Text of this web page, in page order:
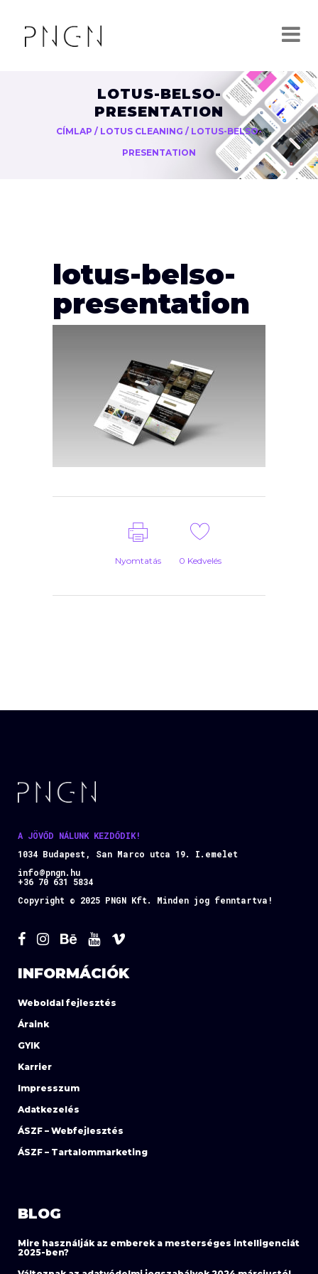
LOTUS-BELSO-
PRESENTATION
CÍMLAP / LOTUS CLEANING / LOTUS-BELSO-
PRESENTATION
lotus-belso-
presentation
Nyomtatás 0 Kedvelés
A JÖVŐD NÁLUNK KEZDŐDIK!
1034 Budapest, San Marco utca 19. I.emelet
info@pngn.hu
+36 70 631 5834
Copyright © 2025 PNGN Kft. Minden jog fenntartva!
INFORMÁCIÓK
Weboldal fejlesztés
Áraink
GYIK
Karrier
Impresszum
Adatkezelés
ÁSZF – Webfejlesztés
ÁSZF – Tartalommarketing
BLOG
Mire használják az emberek a mesterséges intelligenciát
2025-ben?